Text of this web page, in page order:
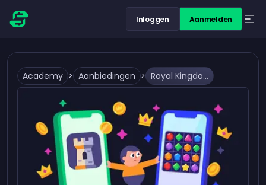
Inloggen Aanmelden
Academy > Aanbiedingen > Royal Kingdom vs Royal Match Review - Welke is Beter?